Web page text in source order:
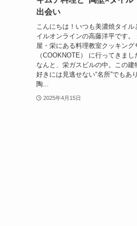
出会い
こんにちは！いつも美濃焼タイル
イルオンラインの高藤洋平です。
屋・栄にある料理教室クッキング
（COOKNOTE） に行ってきまし
なんと、栄ガスビルの中。この建
好きには見逃せない“名所”でもあ
陶...
2025年4月15日